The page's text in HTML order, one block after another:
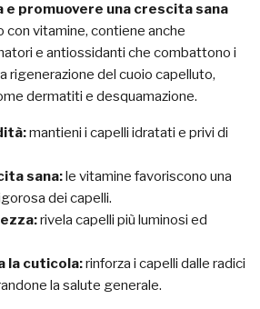
promuovere una crescita sana
con vitamine, contiene anche
e antiossidanti che combattono i
rigenerazione del cuoio capelluto,
dermatiti e desquamazione.
mantieni i capelli idratati e privi di
sana:le vitamine favoriscono una
dei capelli.
rivela capelli più luminosi ed
la cuticola:rinforza i capelli dalle radici
la salute generale.